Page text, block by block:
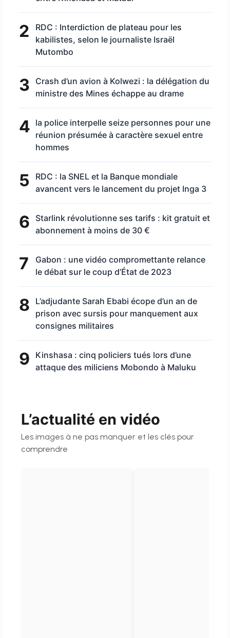
2
RDC : Interdiction de plateau pour les
kabilistes, selon le journaliste Israël
Mutombo
3
Crash d’un avion à Kolwezi : la délégation du
ministre des Mines échappe au drame
4 la police interpelle seize personnes pour une
réunion présumée à caractère sexuel entre
hommes
5
RDC : la SNEL et la Banque mondiale
avancent vers le lancement du projet Inga 3
6
Starlink révolutionne ses tarifs : kit gratuit et
abonnement à moins de 30 €
7
Gabon : une vidéo compromettante relance
le débat sur le coup d’État de 2023
8
L’adjudante Sarah Ebabi écope d’un an de
prison avec sursis pour manquement aux
consignes militaires
9
Kinshasa : cinq policiers tués lors d’une
attaque des miliciens Mobondo à Maluku
L’actualité en vidéo
Les images à ne pas manquer et les clés pour
comprendre